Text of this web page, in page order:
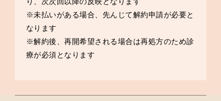
※未払いがある場合、先んじて解約申請が必要と
なります
※解約後、再開希望される場合は再処方のため診
療が必須となります